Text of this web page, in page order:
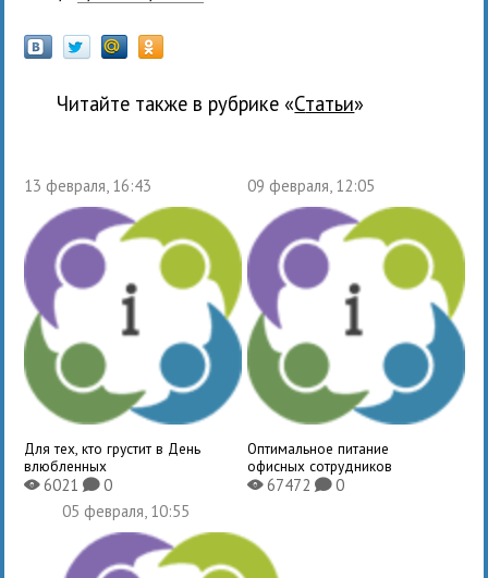
Читайте также в рубрике « Статьи»
13 февраля, 16:43
Для тех, кто грустит в День
влюбленных
X6021K0
09 февраля, 12:05
Оптимальное питание
офисных сотрудников
X67472 K0
05 февраля, 10:55